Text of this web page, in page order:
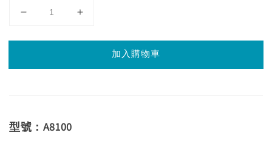
加入購物車
型號：A8100